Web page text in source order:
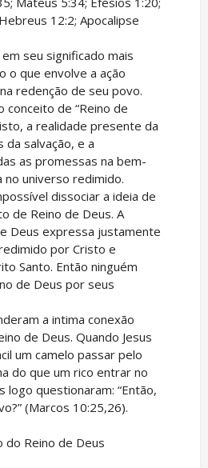
12:2; Apocalipse
seu significado mais
o que envolve a ação
redenção de seu povo.
conceito de “Reino de
a realidade presente da
da salvação, e a
as promessas na bem-
universo redimido.
dissociar a ideia de
de Reino de Deus. A
Deus expressa justamente
por Cristo e
Santo. Então ninguém
de Deus por seus
a intima conexão
de Deus. Quando Jesus
um camelo passar pelo
do que um rico entrar no
logo questionaram: “Então,
(Marcos 10:25,26).
Reino de Deus